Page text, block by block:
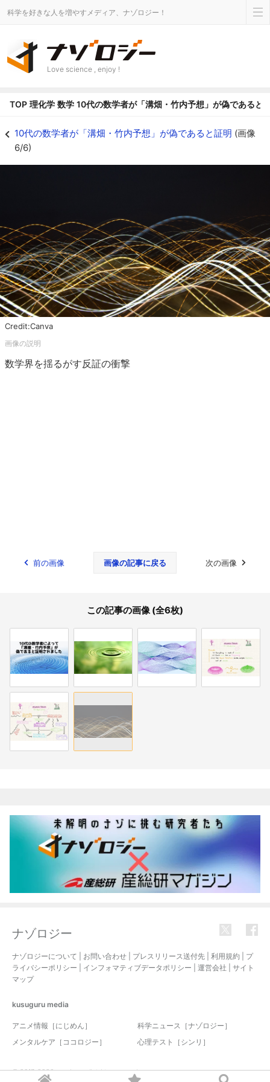
科学を好きな人を増やすメディア、ナゾロジー！
Love science , enjoy !
TOP 理化学 数学 10代の数学者が「溝畑・竹内予想」が偽であると
10代の数学者が「溝畑・竹内予想」が偽であると証明 (画像
6/6)
Credit:Canva
数学界を揺るがす反証の衝撃
前の画像 画像の記事に戻る 次の画像
この記事の画像 (全6枚)
ナゾロジー
ナゾロジーについて お問い合わせ プレスリリース送付先 利用規約
プ
ライバシーポリシー
インフォマティブデータポリシー 運営会社
サイト
マップ
kusuguru media
アニメ情報［にじめん］
科学ニュース［ナゾロジー］
メンタルケア［ココロジー］
心理テスト［シンリ］
© 2017-2026 nazology. all rights reserved.